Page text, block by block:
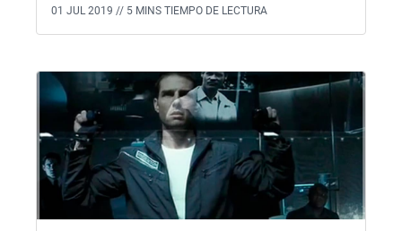
01 JUL 2019 // 5 MINS TIEMPO DE LECTURA